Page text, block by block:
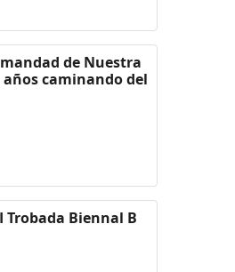
de Nuestra
caminando del
Biennal B